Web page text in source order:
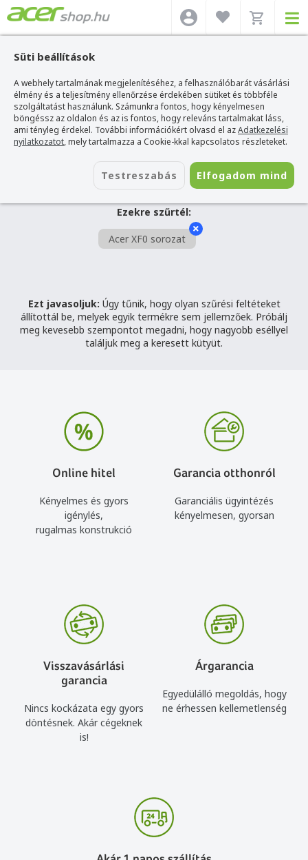
Süti beállítások
A webhely tartalmának megjelenítéséhez, a felhasználóbarát vásárlási
élmény és a teljesítmény ellenőrzése érdekében sütiket és többféle
szolgáltatást használunk. Számunkra fontos, hogy kényelmesen
böngéssz az oldalon és az is fontos, hogy releváns tartalmakat láss,
ami tényleg érdekel. További információkért olvasd el azAdatkezelési
nyilatkozatot, mely tartalmazza a Cookie-kkal kapcsolatos részleteket.
Testreszabás Elfogadom mind
SZŰRÉS
Acer webshop >Acer XF0 sorozat
Hűha! Ilyen termék sajnos nem
létezik.
Ezekre szűrtél:
Acer XF0 sorozat
Ezt javasoljuk: Úgy tűnik, hogy olyan szűrési feltéteket
állítottál be, melyek egyik termékre sem jellemzőek. Próbálj
meg kevesebb szempontot megadni, hogy nagyobb eséllyel
találjuk meg a keresett kütyüt.
Online hitel
Kényelmes és gyors
igénylés,
rugalmas konstrukció
Garancia otthonról
Garanciális ügyintézés
kényelmesen, gyorsan
Visszavásárlási
garancia
Nincs kockázata egy gyors
döntésnek. Akár cégeknek
is!
Árgarancia
Egyedülálló megoldás, hogy
ne érhessen kellemetlenség